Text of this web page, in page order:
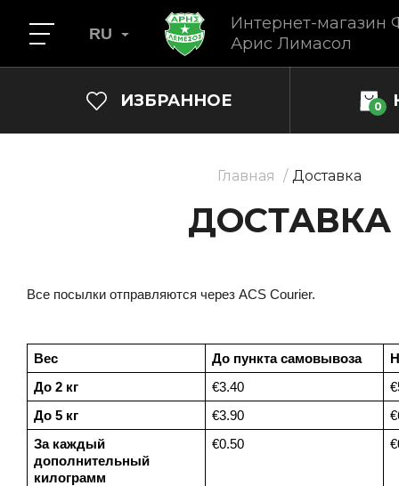
Интернет-магазин
Арис Лимасол
RU
ИЗБРАННОЕ 0
Главная Доставка
ДОСТАВКА
Все посылки отправляются через ACS Courier.
Вес До пункта самовывоза
До 2 кг
€3.40
До 5 кг
€3.90
За каждый
дополнительный
килограмм
€0.50